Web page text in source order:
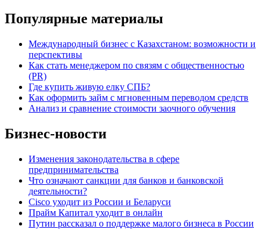
Популярные материалы
Международный бизнес с Казахстаном: возможности и
перспективы
Как стать менеджером по связям с общественностью
(PR)
Где купить живую елку СПБ?
Как оформить займ с мгновенным переводом средств
Анализ и сравнение стоимости заочного обучения
Бизнес-новости
Изменения законодательства в сфере
предпринимательства
Что означают санкции для банков и банковской
деятельности?
Cisco уходит из России и Беларуси
Прайм Капитал уходит в онлайн
Путин рассказал о поддержке малого бизнеса в России